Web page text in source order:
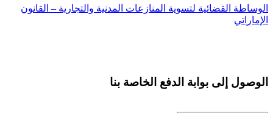
الوساطة القضائية لتسوية المنازعات المدنية والتجارية – القانون
الإماراتي
الوصول إلى بوابة الدفع الخاصة بنا